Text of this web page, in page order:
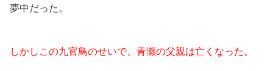
夢中だった。
しかしこの九官鳥のせいで、青瀬の父親は亡くなった。